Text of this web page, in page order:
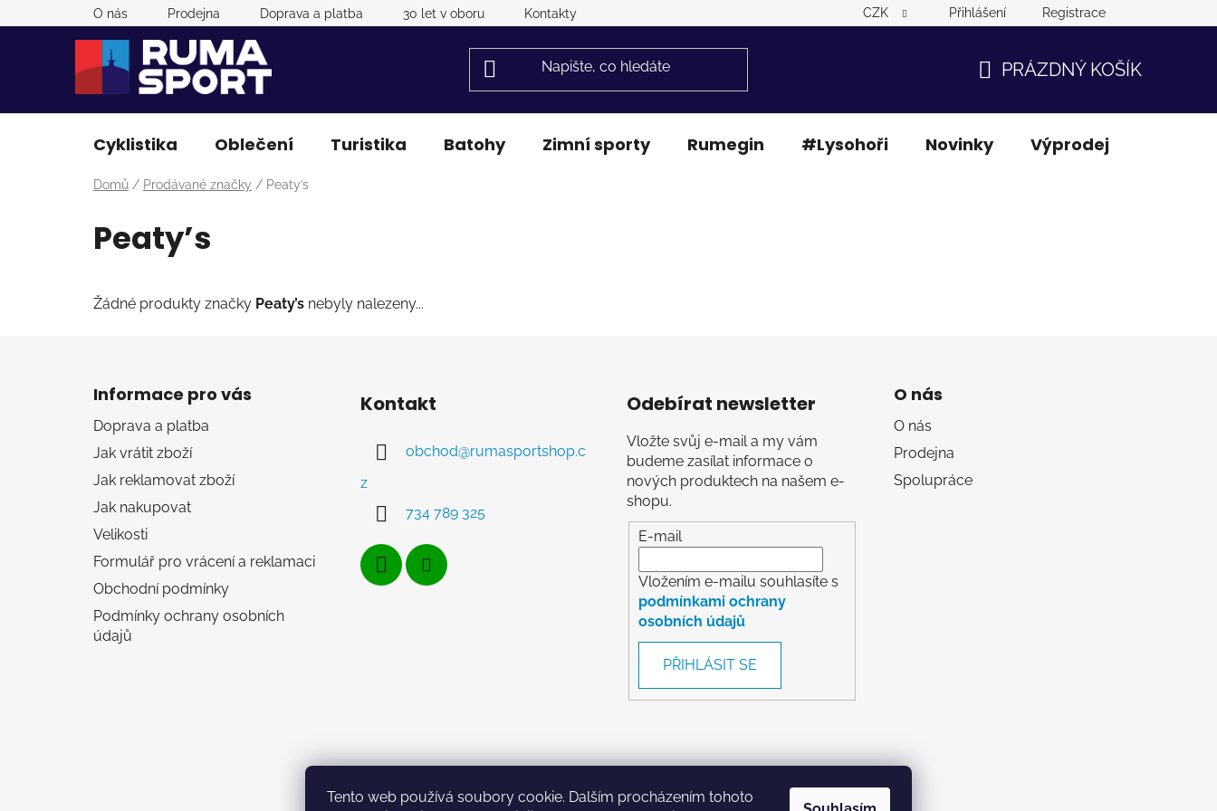
Tento web používá soubory cookie. Dalším procházením tohoto
na
O nás Prodejna Doprava a platba 30 let v oboru Kontakty CZK Přihlášení Registrace
KOŠÍK
PRÁZDNÝ KOŠÍK
Cyklistika Oblečení Turistika Batohy Zimní sporty Rumegin #Lysohoři Novinky Výprodej
Domů / Prodávané značky / Peaty’s
Peaty’s
Žádné produkty značky Peaty’s nebyly nalezeny...
Informace pro vás
Doprava a platba
Jak vrátit zboží
Jak reklamovat zboží
Jak nakupovat
Velikosti
Formulář pro vrácení a reklamaci
Obchodní podmínky
Podmínky ochrany osobních
údajů
Kontakt
obchod@rumasportshop.c
z
734 789 325
Odebírat newsletter
Vložte svůj e-mail a my vám
budeme zasílat informace o
nových produktech na našem e-
shopu.
E-mail
Vložením e-mailu souhlasíte s
podmínkami ochrany
osobních údajů
PŘIHLÁSIT SE
O nás
O nás
Prodejna
Spolupráce